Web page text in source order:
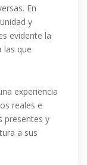
En
y
evidente la
las que
experiencia
reales e
presentes y
a sus